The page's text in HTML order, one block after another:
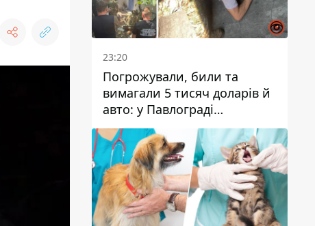
23:20
Погрожували, били та
вимагали 5 тисяч доларів й
авто: у Павлограді
затримали двох чоловіків